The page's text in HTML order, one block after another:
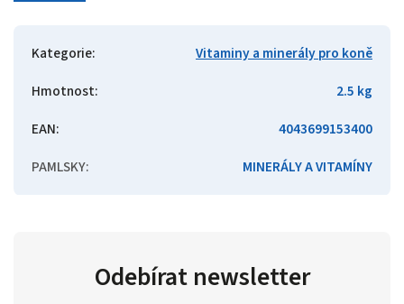
Kategorie:
Vitaminy a minerály pro koně
Hmotnost:
2.5 kg
EAN:
4043699153400
PAMLSKY: MINERÁLY A VITAMÍNY
Odebírat newsletter